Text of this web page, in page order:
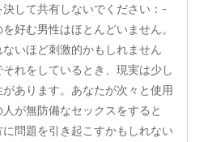
して共有しないでください：-
好む男性はほとんどいません。
いほど刺激的かもしれません
れをしているとき、現実は少し
あります。あなたが次々と使用
が無防備なセックスをすると
問題を引き起こすかもしれない